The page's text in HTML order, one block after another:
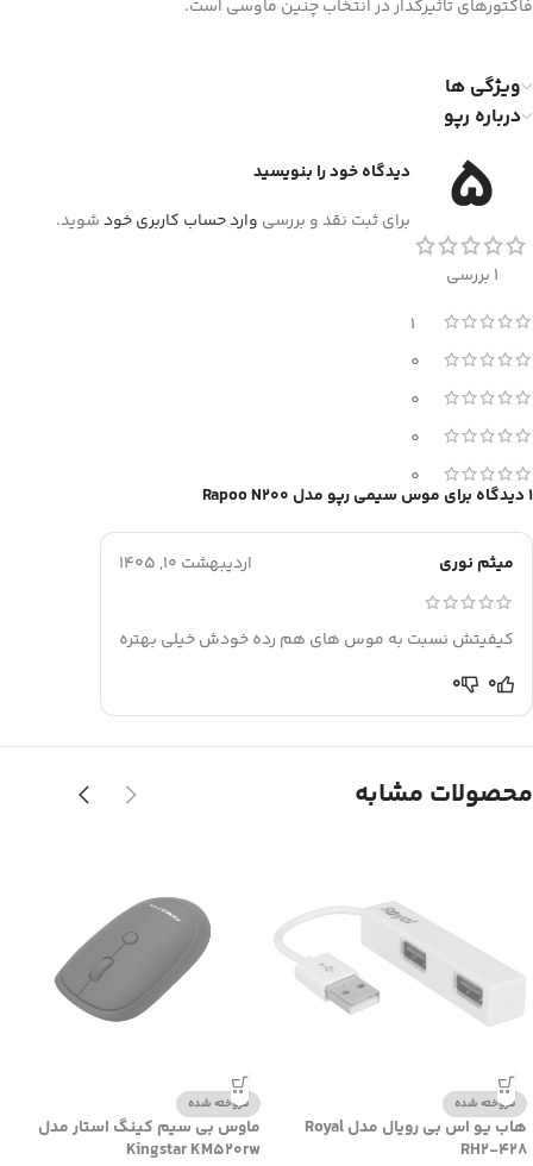
فاکتورهای تاثیرگذار در انتخاب چنین ماوسی است.
ویژگی ها
درباره رپو
5
1 بررسی
1
0
0
0
0
1 دیدگاه برای موس سیمی رپو مدل Rapoo N200
میثم نوری اردیبهشت 10, 1405
کیفیتش نسبت به موس های هم رده خودش خیلی بهتره
0
0
دیدگاه خود را بنویسید
برای ثبت نقد و بررسی وارد حساب کاربری خودشوید.
محصولات مشابه
فروخته شده
هاب یو اس بی رویال مدل Royal
RH2-428
فروخته شده
ماوس بی سیم کینگ استار مدل
Kingstar KM520rw